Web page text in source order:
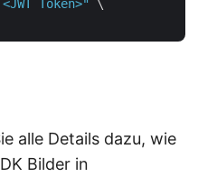
Token>"
\
alle Details dazu, wie
Bilder in